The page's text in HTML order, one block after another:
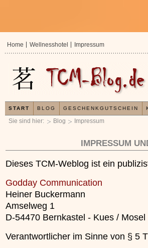
Sie sind hier: Blog Impressum
IMPRESSUM
Dieses TCM-Weblog ist ein
Godday Communication
Heiner Buckermann
Amselweg 1
D-54470 Bernkastel - Kues / Mosel
Verantwortlicher im Sinne von § 5
In der TCM sind Experten der Meinung, dass
unterliegt.
»»»
Home Wellnesshotel Impressum
START BLOG GESCHENKGUTSCHEIN